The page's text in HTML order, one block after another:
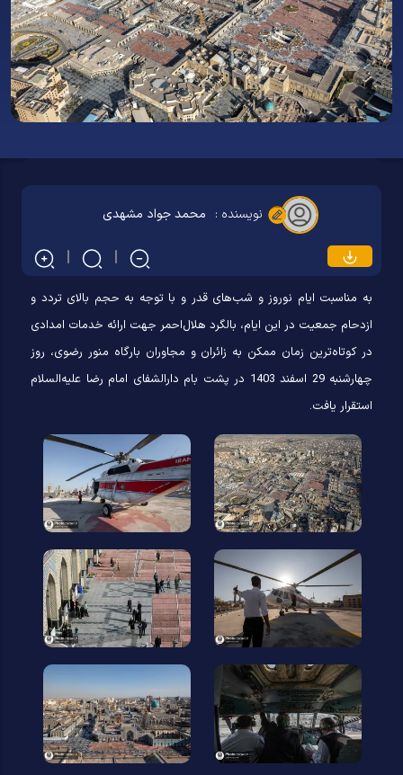
نویسنده : محمد جواد مشهدی
به مناسبت ایام نوروز و شب‌های قدر و با توجه به حجم بالای تردد و
ازدحام جمعیت در این ایام، بالگرد هلال‌احمر جهت ارائه خدمات امدادی
در کوتاه‌ترین زمان ممکن به زائران و مجاوران بارگاه منور رضوی، روز
چهارشنبه 29 اسفند 1403 در پشت بام دارالشفای امام رضا علیه‌السلام
استقرار یافت.